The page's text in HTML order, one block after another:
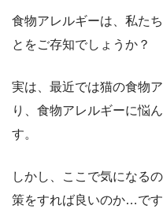
食物アレルギーは、私た
とをご存知でしょうか？
実は、最近では猫の食物
り、食物アレルギーに悩
す。
しかし、ここで気になる
策をすれば良いのか…です